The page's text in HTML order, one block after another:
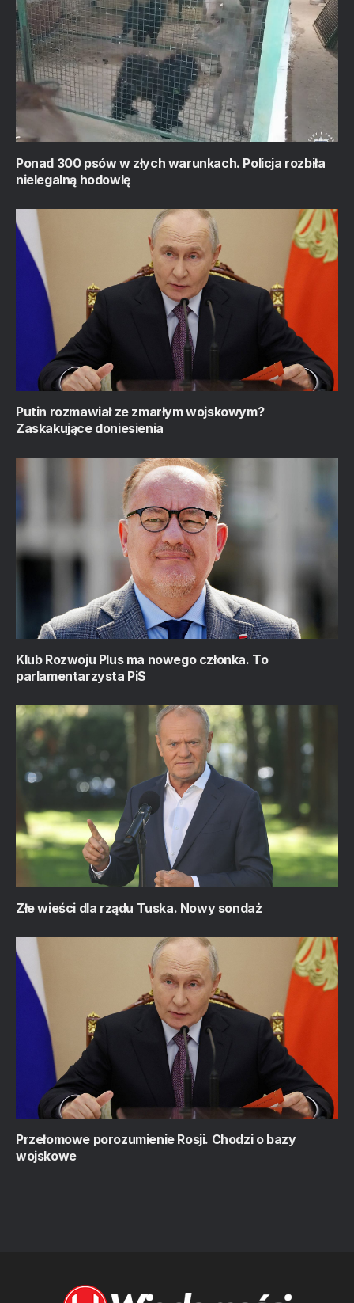
Ponad 300 psów w złych warunkach. Policja rozbiła
nielegalną hodowlę
Putin rozmawiał ze zmarłym wojskowym?
Zaskakujące doniesienia
Klub Rozwoju Plus ma nowego członka. To
parlamentarzysta PiS
Złe wieści dla rządu Tuska. Nowy sondaż
Przełomowe porozumienie Rosji. Chodzi o bazy
wojskowe